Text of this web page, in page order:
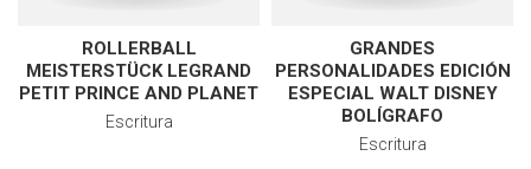
ROLLERBALL
MEISTERSTÜCK LEGRAND
PETIT PRINCE AND PLANET
Escritura
GRANDES
PERSONALIDADES EDICIÓN
ESPECIAL WALT DISNEY
BOLÍGRAFO
Escritura